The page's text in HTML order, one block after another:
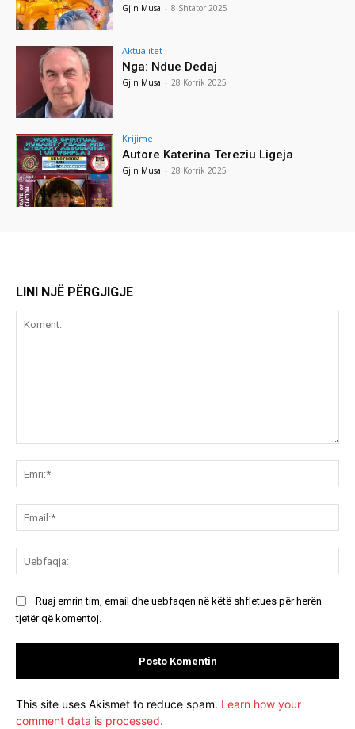
Gjin Musa - 8 Shtator 2025
Aktualitet
Nga: Ndue Dedaj
Gjin Musa - 28 Korrik 2025
Krijime
Autore Katerina Tereziu Ligeja
Gjin Musa - 28 Korrik 2025
LINI NJË PËRGJIGJE
Ruaj emrin tim, email dhe uebfaqen në këtë shfletues për herën
tjetër që komentoj.
This site uses Akismet to reduce spam. Learn how your
comment data is processed.